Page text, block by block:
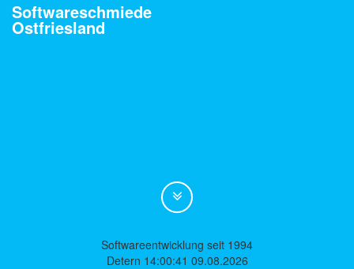
Softwareschmiede
Ostfriesland
Softwareentwicklung seit 1994
Detern 14:00:41 09.08.2026